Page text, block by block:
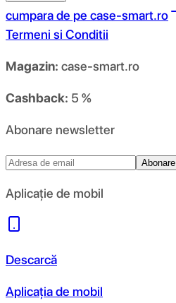
cumpara de pe case-smart.ro
Termeni si Conditii
Magazin: case-smart.ro
Cashback: 5 %
Abonare newsletter
Abonare
Aplicație de mobil
Descarcă
Aplicația de mobil